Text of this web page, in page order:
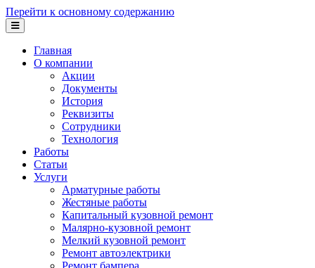
Перейти к основному содержанию
Главная
О компании
Акции
Документы
История
Реквизиты
Сотрудники
Технология
Работы
Статьи
Услуги
Арматурные работы
Жестяные работы
Капитальный кузовной ремонт
Малярно-кузовной ремонт
Мелкий кузовной ремонт
Ремонт автоэлектрики
Ремонт бампера